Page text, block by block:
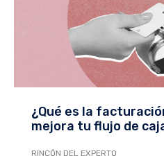
¿Qué es la
mejora tu flujo de
RINCÓN DEL EXPERTO